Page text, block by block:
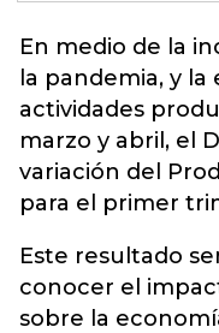
En medio de la
la pandemia, y
actividades
marzo y abril, el
variación del
para el primer
Este resultado
conocer el
sobre la